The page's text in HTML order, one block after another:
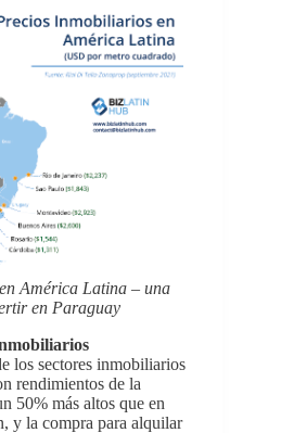
América Latina – una
en Paraguay
los sectores inmobiliarios
rendimientos de la
50% más altos que en
y la compra para alquilar